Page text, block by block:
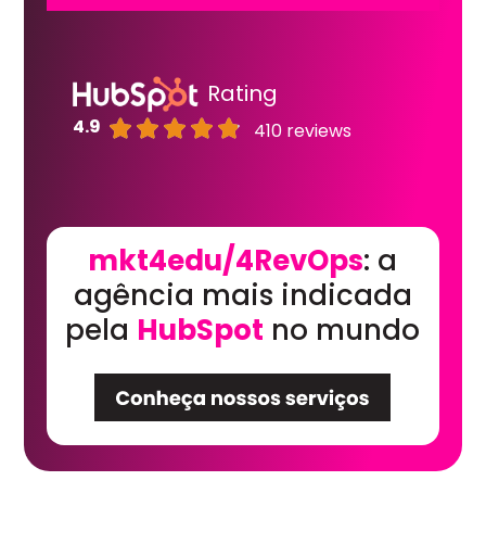
Rating
4.9 410 reviews
mkt4edu/4RevOps: a
agência mais indicada
pela HubSpot no mundo